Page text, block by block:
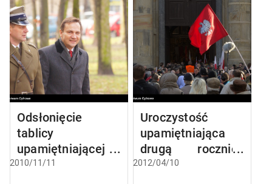
Odsłonięcie
tablicy
upamiętniającej
Jana Nowaka-
2010/11/11
Uroczystość
upamiętniająca
drugą rocznicę
katastrofy
2012/04/10